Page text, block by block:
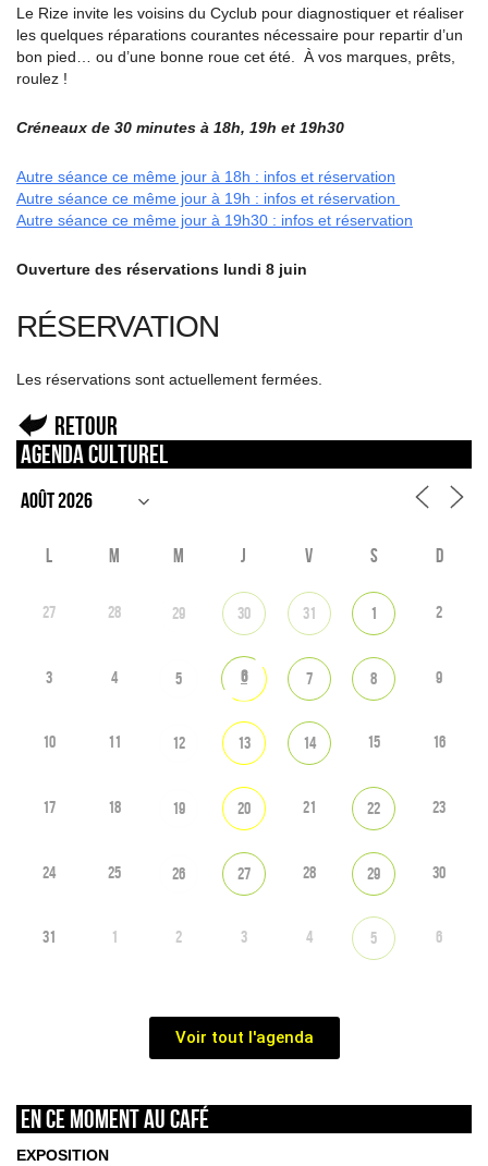
Le Rize invite les voisins du Cyclub pour diagnostiquer et réaliser
les quelques réparations courantes nécessaire pour repartir d’un
bon pied… ou d’une bonne roue cet été. À vos marques, prêts,
roulez !
Créneaux de 30 minutes à 18h, 19h et 19h30
Autre séance ce même jour à 18h : infos et réservation
Autre séance ce même jour à 19h : infos et réservation
Autre séance ce même jour à 19h30 : infos et réservation
Ouverture des réservations lundi 8 juin
RÉSERVATION
Les réservations sont actuellement fermées.
Retour
Agenda culturel
L M M J V S D
27 28 29 30 31 1 2
3 4 5 6 7 8 9
10 11 12 13 14 15 16
17 18 19 20 21 22 23
24 25 26 27 28 29 30
31 1 2 3 4 5 6
Voir tout l'agenda
En ce moment au café
EXPOSITION